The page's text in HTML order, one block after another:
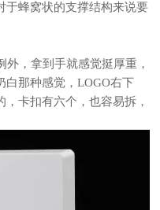
于蜂窝状的支撑结构来说要
，拿到手就感觉挺厚重，
白那种感觉，LOGO右下
卡扣有六个，也容易拆，